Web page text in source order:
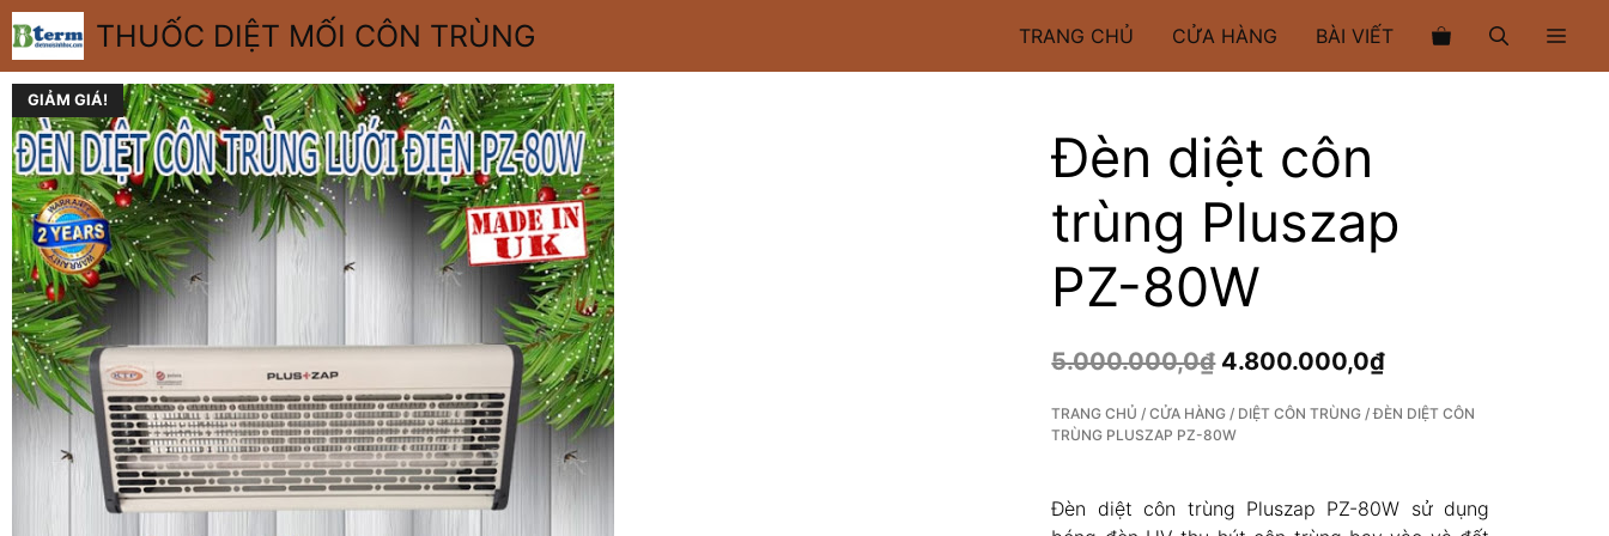
Chuyển
đến
nội
dung
THUỐC DIỆT MỐI CÔN TRÙNG TRANG CHỦ CỬA HÀNG BÀI VIẾT
GIẢM GIÁ!
Đèn diệt côn
trùng Pluszap
PZ-80W
5.000.000,0₫ 4.800.000,0₫
TRANG CHỦ /CỬA HÀNG / DIỆT CÔN TRÙNG / ĐÈN DIỆT CÔN
TRÙNG PLUSZAP PZ-80W
Đèn diệt côn trùng Pluszap PZ-80W sử dụng
trùng
lượng